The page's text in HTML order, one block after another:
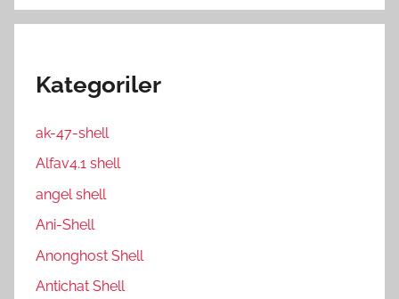
Kategoriler
ak-47-shell
Alfav4.1 shell
angel shell
Ani-Shell
Anonghost Shell
Antichat Shell